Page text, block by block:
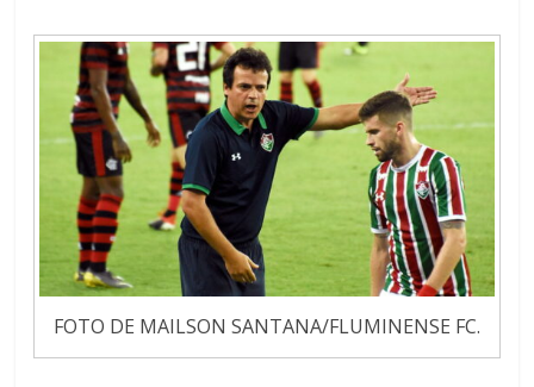
FOTO DE MAILSON SANTANA/FLUMINENSE FC.